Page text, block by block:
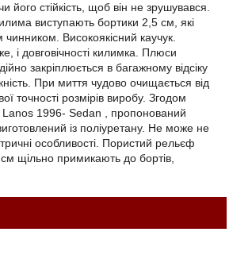
його стійкість, щоб він не зрушувався.
виступають бортики 2,5 см, які
Високоякісний каучук.
і довговічності килимка. Плюси
закріплюється в багажному відсіку
При миття чудово очищається від
точності розмірів виробу. Згодом
Lanos 1996- Sedan , пропонований
із поліуретану. Не може не
особливості. Пористий рельєф
щільно примикають до бортів,